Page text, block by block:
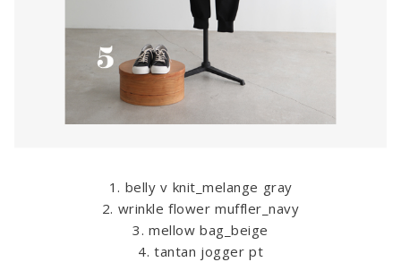
1. belly v knit_melange gray
2. wrinkle flower muffler_navy
3. mellow bag_beige
4. tantan jogger pt